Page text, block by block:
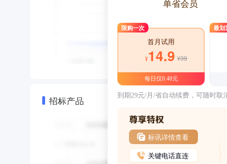
招标产品
单省会员
限购一次
首月试用
¥14.9 ¥39
每日仅0.48元
最划
到期29元/月/省自动续费，可随时取
标讯详情查看
关键电话直连